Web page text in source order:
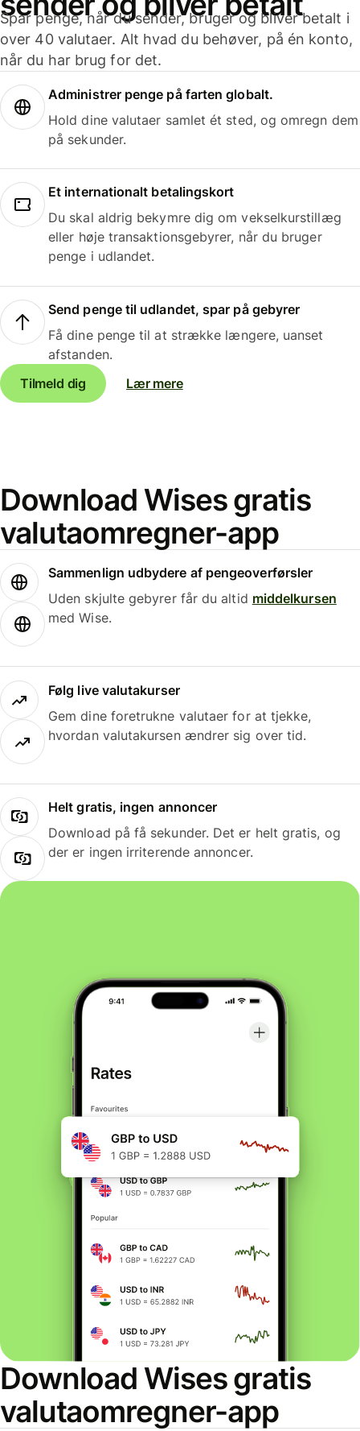
Spar penge, når du sender, bruger og bliver betalt i
over 40 valutaer. Alt hvad du behøver, på én konto,
når du har brug for det.
Administrer penge på farten globalt.
Hold dine valutaer samlet ét sted, og omregn dem
på sekunder.
Et internationalt betalingskort
Du skal aldrig bekymre dig om vekselkurstillæg
eller høje transaktionsgebyrer, når du bruger
penge i udlandet.
Send penge til udlandet, spar på gebyrer
Få dine penge til at strække længere, uanset
afstanden.
Tilmeld dig
Lær mere
Download Wises gratis
valutaomregner-app
Sammenlign udbydere af pengeoverførsler
Uden skjulte gebyrer får du altid middelkursen
med Wise.
Følg live valutakurser
Gem dine foretrukne valutaer for at tjekke,
hvordan valutakursen ændrer sig over tid.
Helt gratis, ingen annoncer
Download på få sekunder. Det er helt gratis, og
der er ingen irriterende annoncer.
Download Wises gratis
valutaomregner-app